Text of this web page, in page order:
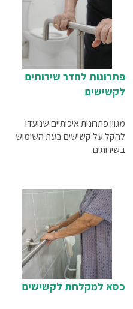
פתרונות לחדר שירותים
לקשישים
מגוון פתרונות איכותיים שנועדו
להקל על קשישים בעת השימוש
בשירותים
כסא למקלחת לקשישים